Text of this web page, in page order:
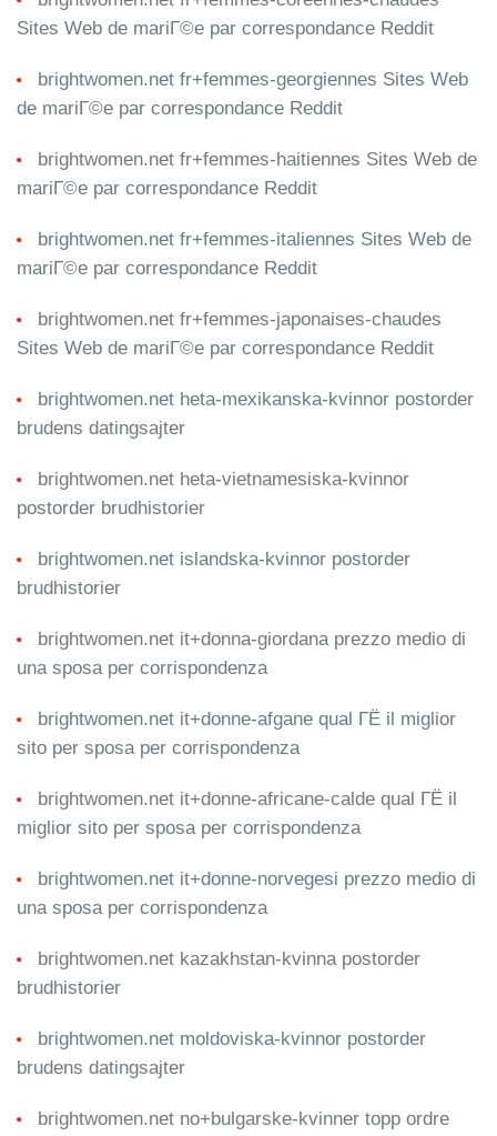
Sites Web de mariГ©e par correspondance Reddit
brightwomen.net fr+femmes-georgiennes Sites Web
de mariГ©e par correspondance Reddit
brightwomen.net fr+femmes-haitiennes Sites Web de
mariГ©e par correspondance Reddit
brightwomen.net fr+femmes-italiennes Sites Web de
mariГ©e par correspondance Reddit
brightwomen.net fr+femmes-japonaises-chaudes
Sites Web de mariГ©e par correspondance Reddit
brightwomen.net heta-mexikanska-kvinnor postorder
brudens datingsajter
brightwomen.net heta-vietnamesiska-kvinnor
postorder brudhistorier
brightwomen.net islandska-kvinnor postorder
brudhistorier
brightwomen.net it+donna-giordana prezzo medio di
una sposa per corrispondenza
brightwomen.net it+donne-afgane qual ГЁ il miglior
sito per sposa per corrispondenza
brightwomen.net it+donne-africane-calde qual ГЁ il
miglior sito per sposa per corrispondenza
brightwomen.net it+donne-norvegesi prezzo medio di
una sposa per corrispondenza
brightwomen.net kazakhstan-kvinna postorder
brudhistorier
brightwomen.net moldoviska-kvinnor postorder
brudens datingsajter
brightwomen.net no+bulgarske-kvinner topp ordre